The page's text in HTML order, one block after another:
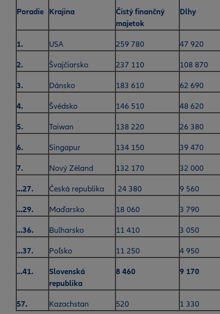
Poradie Krajina
Čistý finančný
majetok
Dlhy
1. USA 259 780 47 920
2. Švajčiarsko 237 110 108 870
3. Dánsko 183 610 62 690
4. Švédsko 146 510 48 620
5. Taiwan 138 220 26 380
6. Singapur 134 150 39 470
7. Nový Zéland 132 170 32 000
...27. Česká republika 24 380 9 560
...29. Maďarsko 18 060 3 790
...36. Bulharsko 11 410 3 050
...37. Poľsko 11 250 4 950
...41.
Slovenská
republika
8 460 9 170
57. Kazachstan 520 1 330